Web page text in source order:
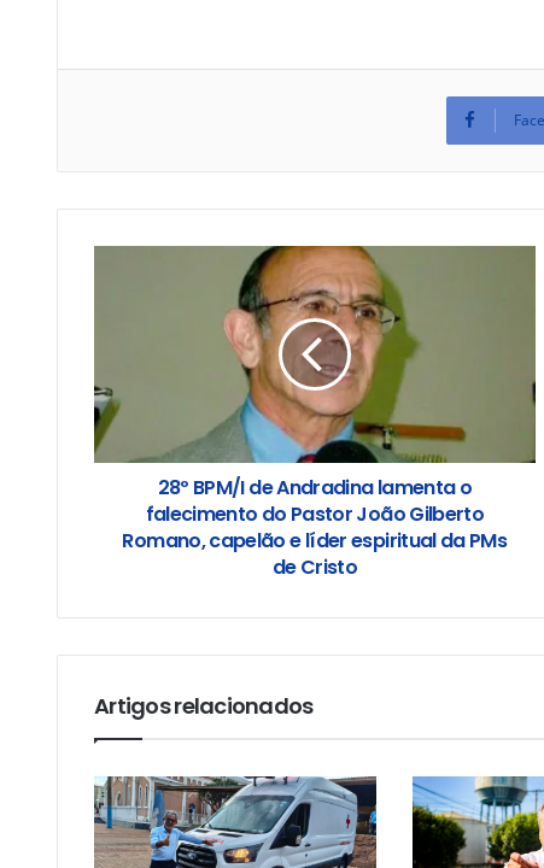
28º BPM/I de Andradina lamenta o
falecimento do Pastor João Gilberto
Romano, capelão e líder espiritual da PMs
de Cristo
Artigos relacionados